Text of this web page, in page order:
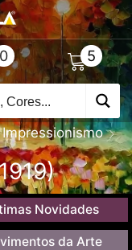
0 5
Impressionismo
Novidades
da Arte